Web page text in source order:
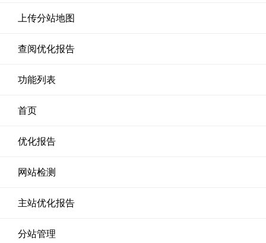
上传分站地图
查阅优化报告
功能列表
首页
优化报告
网站检测
主站优化报告
分站管理